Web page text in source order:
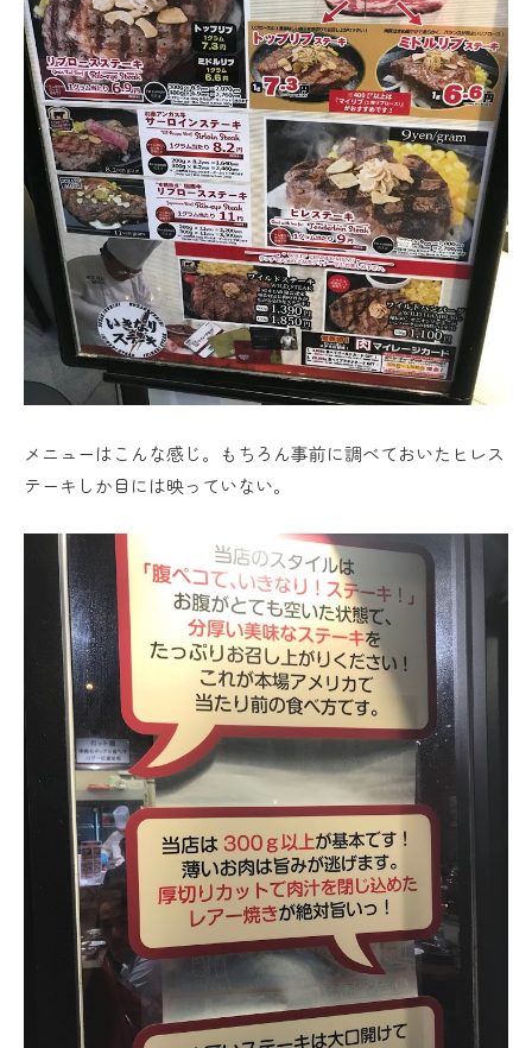
メニューはこんな感じ。もちろん事前に調べておいたヒレス
テーキしか目には映っていない。